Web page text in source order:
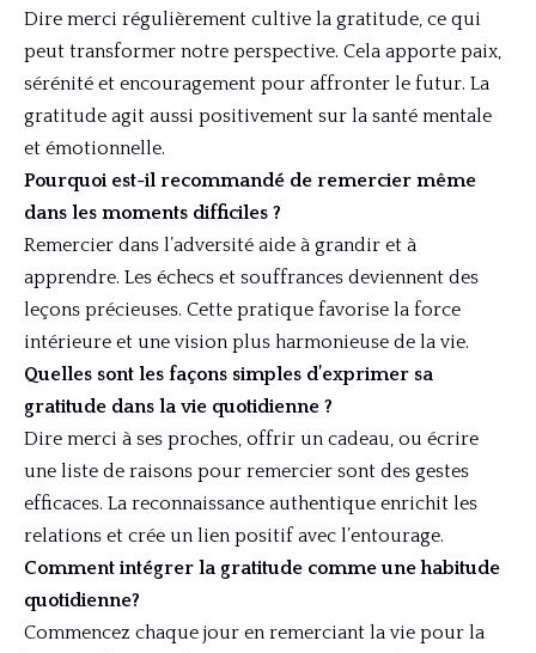
Dire merci régulièrement cultive la gratitude, ce qui
peut transformer notre perspective. Cela apporte paix,
sérénité et encouragement pour affronter le futur. La
gratitude agit aussi positivement sur la santé mentale
et émotionnelle.
Pourquoi est-il recommandé de remercier même
dans les moments difficiles ?
Remercier dans l’adversité aide à grandir et à
apprendre. Les échecs et souffrances deviennent des
leçons précieuses. Cette pratique favorise la force
intérieure et une vision plus harmonieuse de la vie.
Quelles sont les façons simples d’exprimer sa
gratitude dans la vie quotidienne ?
Dire merci à ses proches, offrir un cadeau, ou écrire
une liste de raisons pour remercier sont des gestes
efficaces. La reconnaissance authentique enrichit les
relations et crée un lien positif avec l’entourage.
Comment intégrer la gratitude comme une habitude
quotidienne?
Commencez chaque jour en remerciant la vie pour la